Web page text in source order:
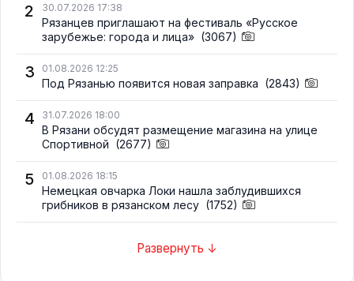
2 30.07.2026 17:38
Рязанцев приглашают на фестиваль «Русское
зарубежье: города и лица» (3067)
3 01.08.2026 12:25
Под Рязанью появится новая заправка (2843)
4 31.07.2026 18:00
В Рязани обсудят размещение магазина на улице
Спортивной (2677)
5 01.08.2026 18:15
Немецкая овчарка Локи нашла заблудившихся
грибников в рязанском лесу (1752)
Развернуть ↓